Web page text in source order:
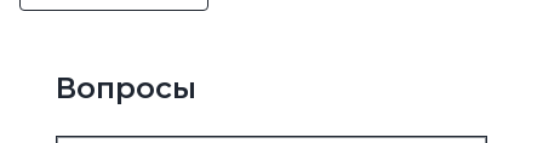
Вопросы